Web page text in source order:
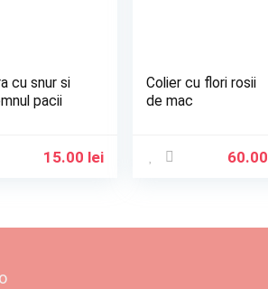
cu snur si
pacii
15.00 lei
Colier cu flori rosii
de mac
60.00